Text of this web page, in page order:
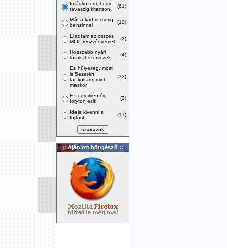
Imádkozom, hogy
tavaszig kitartson
(61)
Már a kád is csurig
benzinnel
(10)
Eladtam az összes
MOL részvényemet
(2)
Hosszabb nyári
túrákat szervezek
(4)
Ez hülyeség, most
is 5ezerért
tankoltam, mint
máskor
(33)
Ez egy ilyen év,
folyton esik
(3)
Ideje kivenni a
fojtást!
(17)
:: Ajánlott böngésző ::